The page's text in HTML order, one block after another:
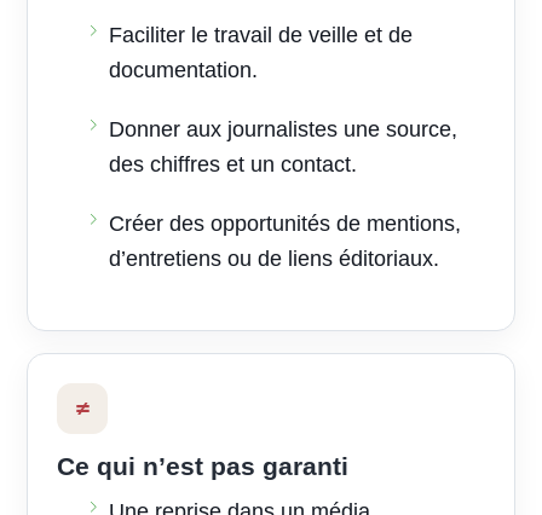
Faciliter le travail de veille et de
documentation.
Donner aux journalistes une source,
des chiffres et un contact.
Créer des opportunités de mentions,
d’entretiens ou de liens éditoriaux.
≠
Ce qui n’est pas garanti